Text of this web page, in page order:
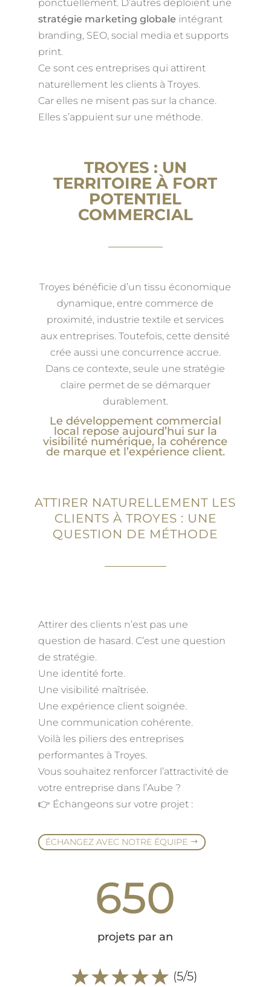
ponctuellement. D’autres déploient une
stratégie marketing globale intégrant
branding, SEO, social media et supports
print.
Ce sont ces entreprises qui attirent
naturellement les clients à Troyes.
Car elles ne misent pas sur la chance.
Elles s’appuient sur une méthode.
TROYES : UN
TERRITOIRE À FORT
POTENTIEL
COMMERCIAL
Troyes bénéficie d’un tissu économique
dynamique, entre commerce de
proximité, industrie textile et services
aux entreprises. Toutefois, cette densité
crée aussi une concurrence accrue.
Dans ce contexte, seule une stratégie
claire permet de se démarquer
durablement.
Le développement commercial
local repose aujourd’hui sur la
visibilité numérique, la cohérence
de marque et l’expérience client.
ATTIRER NATURELLEMENT LES
CLIENTS À TROYES : UNE
QUESTION DE MÉTHODE
Attirer des clients n’est pas une
question de hasard. C’est une question
de stratégie.
Une identité forte.
Une visibilité maîtrisée.
Une expérience client soignée.
Une communication cohérente.
Voilà les piliers des entreprises
performantes à Troyes.
Vous souhaitez renforcer l’attractivité de
votre entreprise dans l’Aube ?
👉 Échangeons sur votre projet :
ÉCHANGEZ AVEC NOTRE ÉQUIPE
650
projets par an
☆☆☆☆☆ (5/5)